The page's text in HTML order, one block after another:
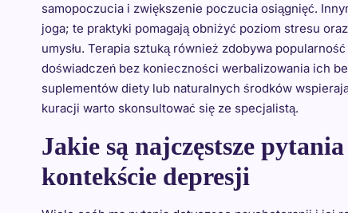
samopoczucia i zwiększenie poczucia osiągnięć.
joga; te praktyki pomagają obniżyć poziom stresu
umysłu. Terapia sztuką również zdobywa
doświadczeń bez konieczności werbalizowania ich
suplementów diety lub naturalnych środków
kuracji warto skonsultować się ze specjalistą.
Jakie są najczęstsze
kontekście depresji